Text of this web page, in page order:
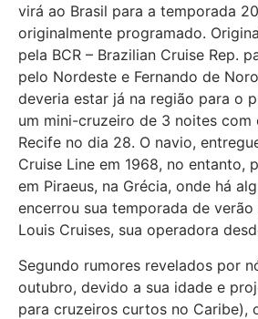
virá ao Brasil para a temporada
originalmente programado.
pela BCR – Brazilian Cruise Rep.
pelo Nordeste e Fernando de
deveria estar já na região para o
um mini-cruzeiro de 3 noites com
Recife no dia 28. O navio,
Cruise Line em 1968, no entanto,
em Piraeus, na Grécia, onde há
encerrou sua temporada de
Louis Cruises, sua operadora
Segundo rumores revelados por
outubro, devido a sua idade e
para cruzeiros curtos no Caribe),